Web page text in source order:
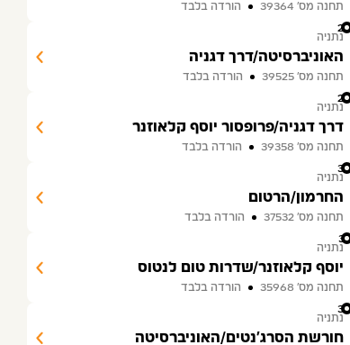
תחנה מס׳ 39364
הורדה בלבד
28
נתניה
האוניברסיטה/דרך דגניה
תחנה מס׳ 39525
הורדה בלבד
29
נתניה
דרך דגניה/פרופסור יוסף קלאוזנר
תחנה מס׳ 39358
הורדה בלבד
30
נתניה
החרמון/הרטום
תחנה מס׳ 37532
הורדה בלבד
31
נתניה
יוסף קלאוזנר/שדרות טום לנטוס
תחנה מס׳ 35968
הורדה בלבד
32
נתניה
חורשת הסרג'נטים/האוניברסיטה